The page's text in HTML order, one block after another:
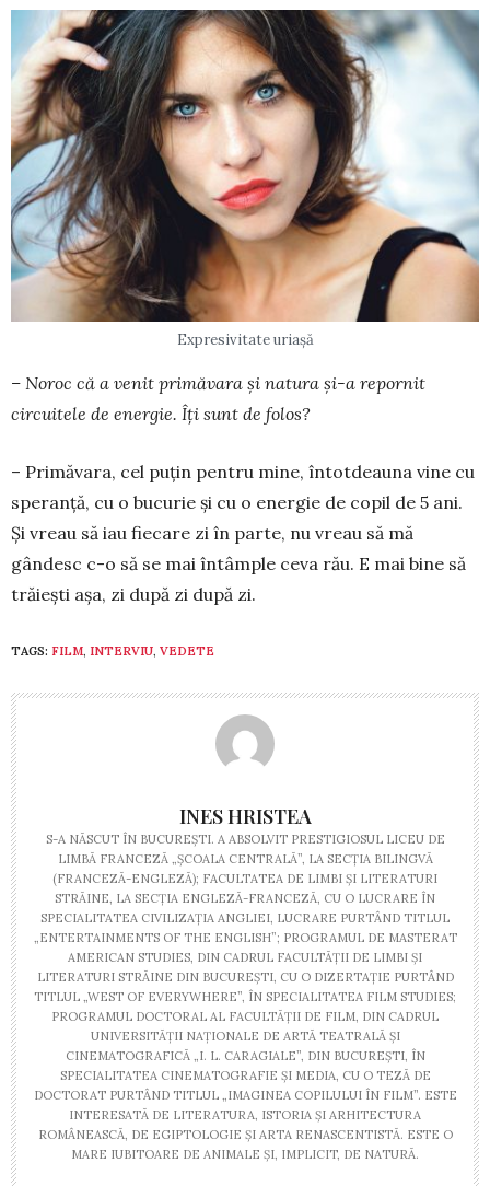
Expresivitate uriașă
– Noroc că a venit primăvara și na­tura și-a repornit
circuitele de energie. Îți sunt de folos?
– Primăvara, cel puţin pentru mine, întotdeauna vine cu
speranţă, cu o bucurie şi cu o energie de copil de 5 ani.
Şi vreau să iau fiecare zi în parte, nu vreau să mă
gândesc c-o să se mai întâmple ceva rău. E mai bine să
trăieşti aşa, zi după zi după zi.
TAGS: FILM, INTERVIU, VEDETE
INES HRISTEA
S-A NĂSCUT ÎN BUCUREŞTI. A ABSOLVIT PRESTIGIOSUL LICEU DE
LIMBĂ FRANCEZĂ „ŞCOALA CENTRALĂ”, LA SECŢIA BILINGVĂ
(FRANCEZĂ-ENGLEZĂ); FACULTATEA DE LIMBI ŞI LITERATURI
STRĂINE, LA SECŢIA ENGLEZĂ-FRANCEZĂ, CU O LUCRARE ÎN
SPECIALITATEA CIVILIZAŢIA ANGLIEI, LUCRARE PURTÂND TITLUL
„ENTERTAINMENTS OF THE ENGLISH”; PROGRAMUL DE MASTERAT
AMERICAN STUDIES, DIN CADRUL FACULTĂŢII DE LIMBI ŞI
LITERATURI STRĂINE DIN BUCUREŞTI, CU O DIZERTAŢIE PURTÂND
TITLUL „WEST OF EVERYWHERE”, ÎN SPECIALITATEA FILM STUDIES;
PROGRAMUL DOCTORAL AL FACULTĂŢII DE FILM, DIN CADRUL
UNIVERSITĂŢII NAŢIONALE DE ARTĂ TEATRALĂ ŞI
CINEMATOGRAFICĂ „I. L. CARAGIALE”, DIN BUCUREŞTI, ÎN
SPECIALITATEA CINEMATOGRAFIE ŞI MEDIA, CU O TEZĂ DE
DOCTORAT PURTÂND TITLUL „IMAGINEA COPILULUI ÎN FILM”. ESTE
INTERESATĂ DE LITERATURA, ISTORIA ŞI ARHITECTURA
ROMÂNEASCĂ, DE EGIPTOLOGIE ŞI ARTA RENASCENTISTĂ. ESTE O
MARE IUBITOARE DE ANIMALE ŞI, IMPLICIT, DE NATURĂ.